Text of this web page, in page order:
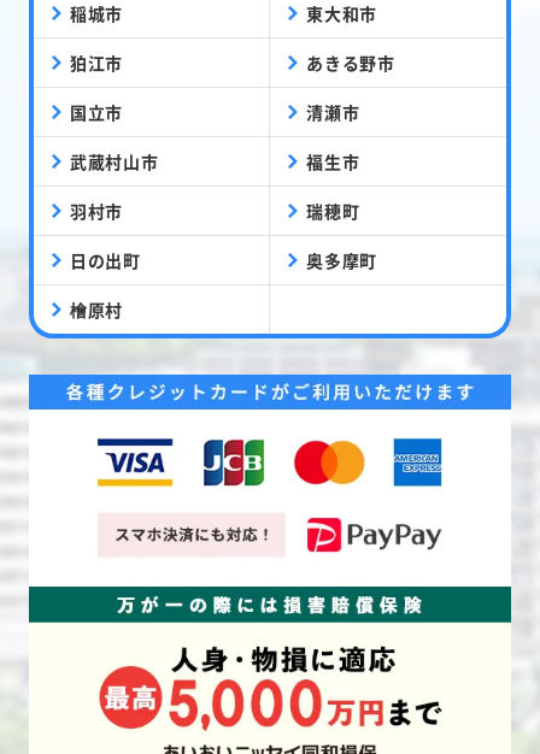
稲城市 東大和市
狛江市 あきる野市
国立市 清瀬市
武蔵村山市 福生市
羽村市 瑞穂町
日の出町 奥多摩町
檜原村